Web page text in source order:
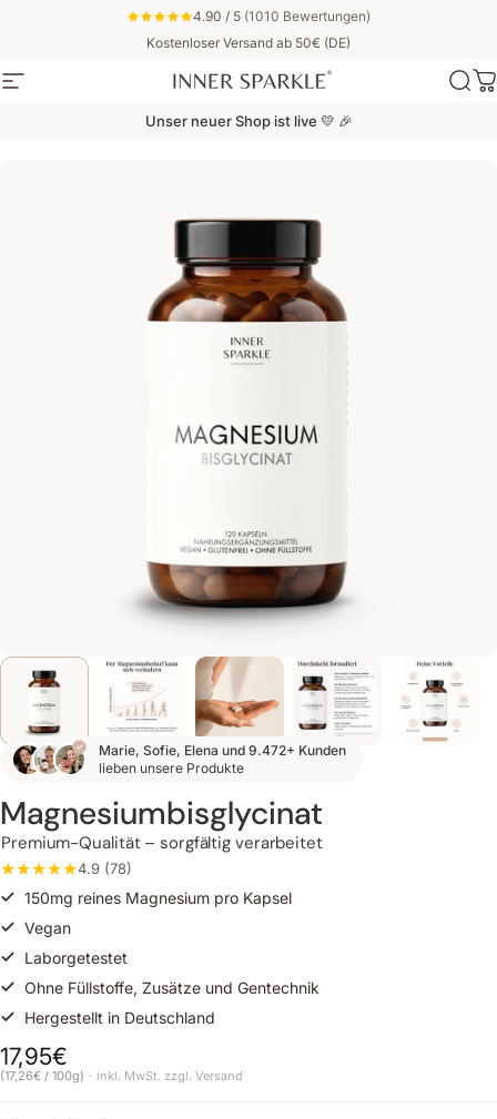
Direkt zum Inhalt 4.90 / 5 (1010 Bewertungen)
Kostenloser Versand ab 50€ (DE)
Seitennavigation Inner Sparkle
Unser neuer Shop ist live 💛 🎉
Marie, Sofie, Elena und 9.472+ Kunden
lieben unsere Produkte
Magnesiumbisglycinat
Premium-Qualität – sorgfältig verarbeitet
4.9 (78)
150mg reines Magnesium pro Kapsel
Vegan
Laborgetestet
Ohne Füllstoffe, Zusätze und Gentechnik
Hergestellt in Deutschland
17,95€
Normaler PreisGrundpreis
(17,26€ / 100g) inkl. MwSt. zzgl. Versand